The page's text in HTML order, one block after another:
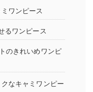
ワンピース
るワンピース
のきれいめワンピ
なキャミワンピー